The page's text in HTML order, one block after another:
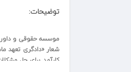
توضیحات:
شعار «دادگری تعهد
کارآمد برای حل